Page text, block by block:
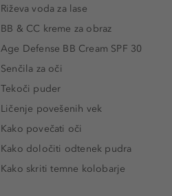
Riževa voda za lase
BB & CC kreme za obraz
Age Defense BB Cream SPF 30
Senčila za oči
Tekoči puder
Ličenje povešenih vek
Kako povečati oči
Kako določiti odtenek pudra
Kako skriti temne kolobarje